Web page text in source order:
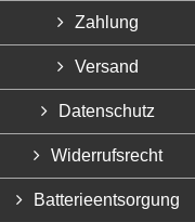
Zahlung
Versand
Datenschutz
Widerrufsrecht
Batterieentsorgung